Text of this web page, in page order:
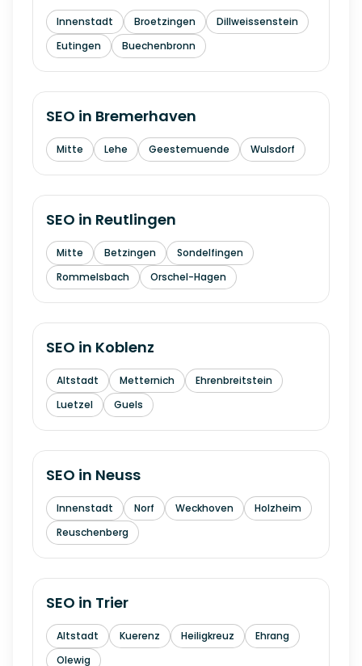
Innenstadt Broetzingen
Dillweissenstein
Eutingen
Buechenbronn
SEO in Bremerhaven
Mitte Lehe Geestemuende Wulsdorf
SEO in Reutlingen
Mitte Betzingen
Sondelfingen
Rommelsbach
Orschel-Hagen
SEO in Koblenz
Altstadt Metternich
Ehrenbreitstein
Luetzel
Guels
SEO in Neuss
Innenstadt Norf Weckhoven
Holzheim
Reuschenberg
SEO in Trier
Altstadt Kuerenz Heiligkreuz
Ehrang
Olewig